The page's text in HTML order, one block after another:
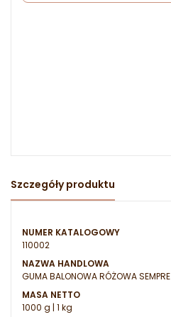
Szczegóły produktu
NUMER KATALOGOWY
110002
NAZWA HANDLOWA
GUMA BALONOWA RÓŻOWA SEMPRE
MASA NETTO
1000 g | 1 kg